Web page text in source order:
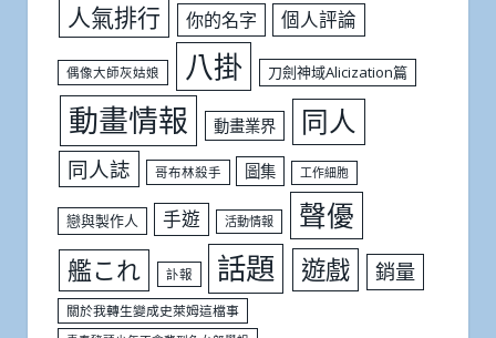
人氣排行 你的名字 個人評論
偶像大師灰姑娘 八掛 刀劍神域Alicization篇
動畫情報 動畫業界 同人
同人誌 哥布林殺手 圖集 工作細胞
戀與製作人 手遊 活動情報 聲優
艦これ 訃報 話題 遊戲 銷量
關於我轉生變成史萊姆這檔事